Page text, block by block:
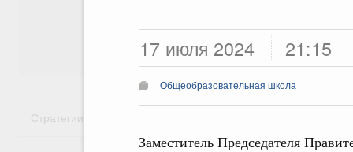
17 июля 2024 21:15
Общеобразовательная школа
Заместитель Председателя
Общество
Государство
Стратегии